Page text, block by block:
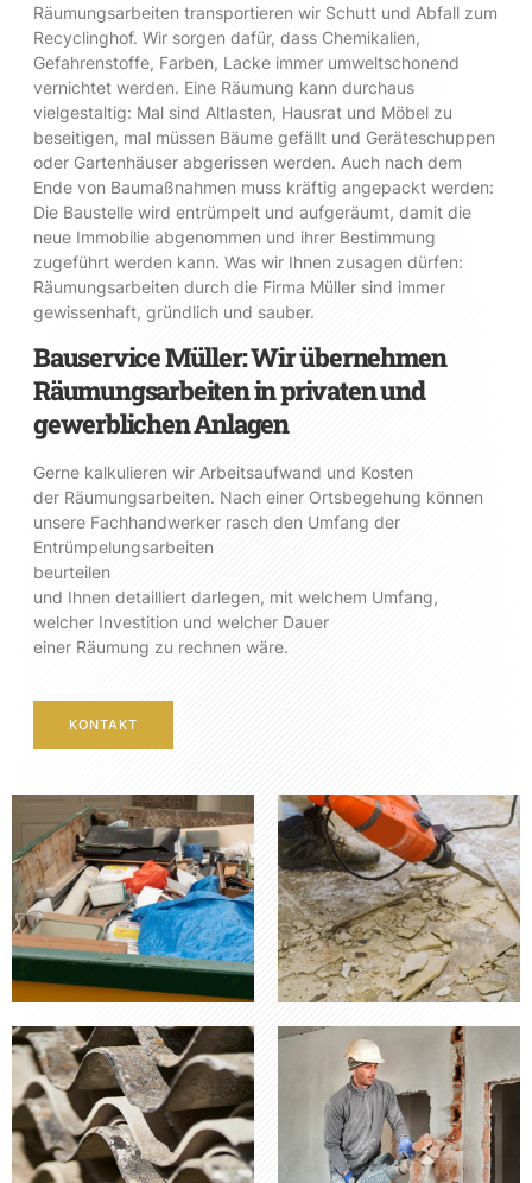
Räumungsarbeiten transportieren wir Schutt und Abfall zum
Recyclinghof. Wir sorgen dafür, dass Chemikalien,
Gefahrenstoffe, Farben, Lacke immer umweltschonend
vernichtet werden. Eine Räumung kann durchaus
vielgestaltig: Mal sind Altlasten, Hausrat und Möbel zu
beseitigen, mal müssen Bäume gefällt und Geräteschuppen
oder Gartenhäuser abgerissen werden. Auch nach dem
Ende von Baumaßnahmen muss kräftig angepackt werden:
Die Baustelle wird entrümpelt und aufgeräumt, damit die
neue Immobilie abgenommen und ihrer Bestimmung
zugeführt werden kann. Was wir Ihnen zusagen dürfen:
Räumungsarbeiten durch die Firma Müller sind immer
gewissenhaft, gründlich und sauber.
Bauservice Müller: Wir übernehmen
Räumungsarbeiten in privaten und
gewerblichen Anlagen
Gerne kalkulieren wir Arbeitsaufwand und Kosten
der Räumungsarbeiten. Nach einer Ortsbegehung können
unsere Fachhandwerker rasch den Umfang der
Entrümpelungsarbeiten
beurteilen
und Ihnen detailliert darlegen, mit welchem Umfang,
welcher Investition und welcher Dauer
einer Räumung zu rechnen wäre.
KONTAKT